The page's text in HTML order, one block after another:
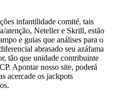
infantilidade comité, tais
atenção, Neteller e Skrill, estão
e guias que análises para o
abrasado seu azáfama
tão que unidade contribuinte
Apontar nosso site, poderá
acercade os jackpots